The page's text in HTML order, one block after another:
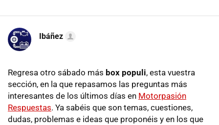
Ibáñez
Regresa otro sábado más box populi, esta vuestra
sección, en la que repasamos las preguntas más
interesantes de los últimos días en Motorpasión
Respuestas. Ya sabéis que son temas, cuestiones,
dudas, problemas e ideas que proponéis y en los que